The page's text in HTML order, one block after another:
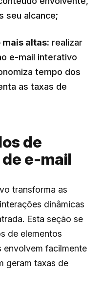
seu alcance;
altas: realizar
e-mail interativo
tempo dos
as taxas de
de
e-mail
transforma as
dinâmicas
Esta seção se
de elementos
envolvem facilmente
geram taxas de